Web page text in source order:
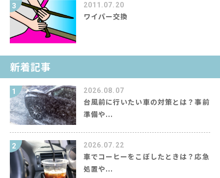
3 2011.07.20
ワイパー交換
新着記事
1 2026.08.07
台風前に行いたい車の対策とは？事前
準備や...
2 2026.07.22
車でコーヒーをこぼしたときは？応急
処置や...